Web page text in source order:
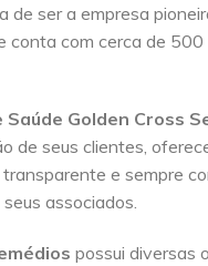
de ser a empresa
conta com cerca de 500
Saúde Golden Cross
de seus clientes,
e sempre
associados.
possui diversas